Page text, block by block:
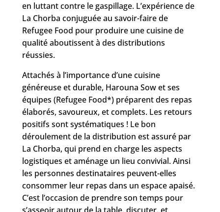
en luttant contre le gaspillage. L’expérience de
La Chorba conjuguée au savoir-faire de
Refugee Food pour produire une cuisine de
qualité aboutissent à des distributions
réussies.
Attachés à l’importance d’une cuisine
généreuse et durable, Harouna Sow et ses
équipes (Refugee Food*) préparent des repas
élaborés, savoureux, et complets. Les retours
positifs sont systématiques ! Le bon
déroulement de la distribution est assuré par
La Chorba, qui prend en charge les aspects
logistiques et aménage un lieu convivial. Ainsi
les personnes destinataires peuvent-elles
consommer leur repas dans un espace apaisé.
C’est l’occasion de prendre son temps pour